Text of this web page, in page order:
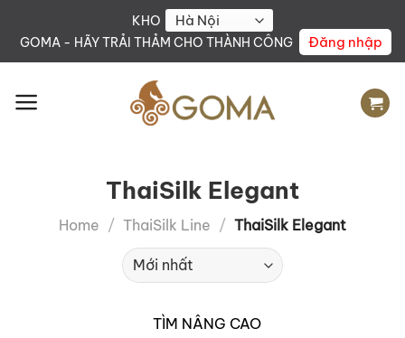
KHO
GOMA - HÃY TRẢI THẢM CHO THÀNH CÔNG
Đăng nhập
ThaiSilk Elegant
Home / ThaiSilk Line / ThaiSilk Elegant
TÌM NÂNG CAO